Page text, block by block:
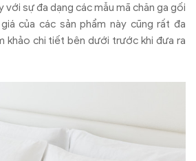
với sự đa dạng các mẫu mã chăn ga gối
của các sản phẩm này cũng rất đa
khảo chi tiết bên dưới trước khi đưa ra